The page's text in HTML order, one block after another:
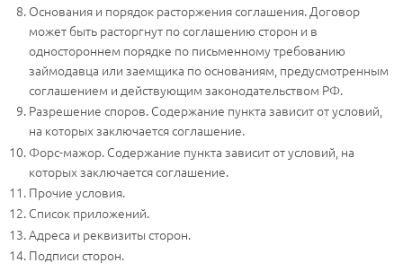
Основания и порядок расторжения соглашения. Договор
может быть расторгнут по соглашению сторон и в
одностороннем порядке по письменному требованию
займодавца или заемщика по основаниям, предусмотренным
соглашением и действующим законодательством РФ.
Разрешение споров. Содержание пункта зависит от условий,
на которых заключается соглашение.
Форс-мажор. Содержание пункта зависит от условий, на
которых заключается соглашение.
Прочие условия.
Список приложений.
Адреса и реквизиты сторон.
Подписи сторон.